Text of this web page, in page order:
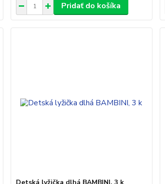
Pridať do košíka